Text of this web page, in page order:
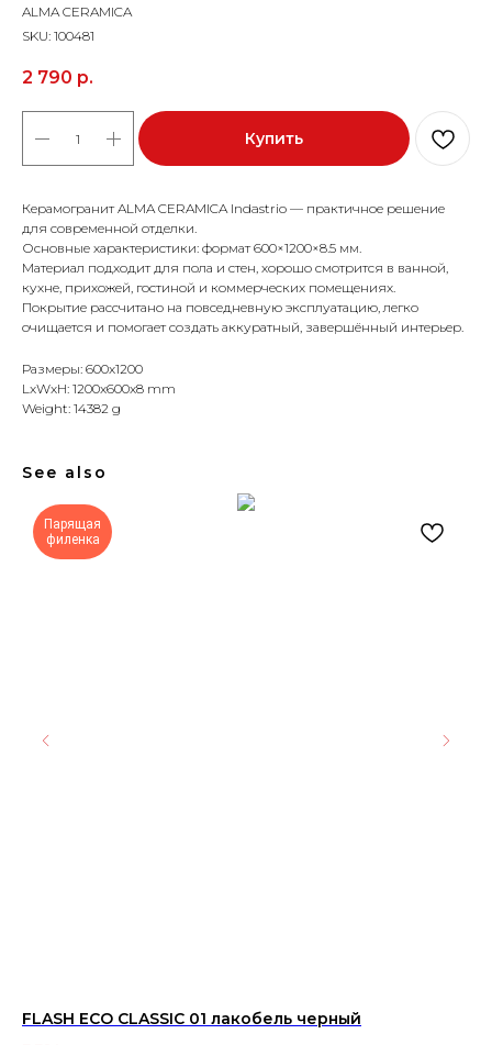
ALMA CERAMICA
SKU: 100481
2 790 р.
Купить
Керамогранит ALMA CERAMICA Indastrio — практичное решение
для современной отделки.
Основные характеристики: формат 600×1200×8.5 мм.
Материал подходит для пола и стен, хорошо смотрится в ванной,
кухне, прихожей, гостиной и коммерческих помещениях.
Покрытие рассчитано на повседневную эксплуатацию, легко
очищается и помогает создать аккуратный, завершённый интерьер.
Размеры: 600x1200
LxWxH: 1200x600x8 mm
Weight: 14382 g
See also
Парящая
филенка
FLASH ECO CLASSIC 01 лакобель черный